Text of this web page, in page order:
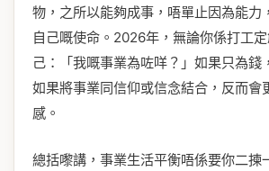
物，之所以能夠成事，唔單止因為能力
自己嘅使命。2026年，無論你係打工
己：「我嘅事業為咗咩？」如果只為錢
如果將事業同信仰或信念結合，反而會
感。
總括嚟講，事業生活平衡唔係要你二揀